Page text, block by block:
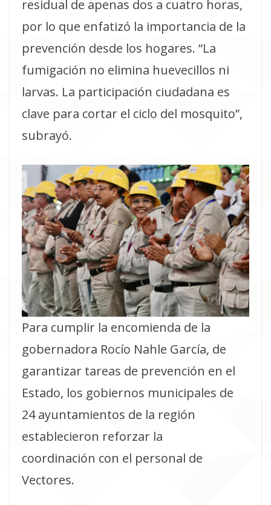
residual de apenas dos a cuatro horas,
por lo que enfatizó la importancia de la
prevención desde los hogares. “La
fumigación no elimina huevecillos ni
larvas. La participación ciudadana es
clave para cortar el ciclo del mosquito”,
subrayó.
Para cumplir la encomienda de la
gobernadora Rocío Nahle García, de
garantizar tareas de prevención en el
Estado, los gobiernos municipales de
24 ayuntamientos de la región
establecieron reforzar la
coordinación con el personal de
Vectores.